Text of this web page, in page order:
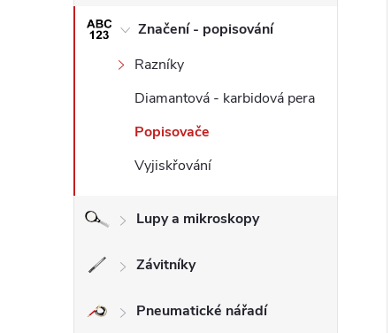
Značení - popisování
Razníky
Diamantová - karbidová pera
Popisovače
Vyjiskřování
Lupy a mikroskopy
Závitníky
Pneumatické nářadí